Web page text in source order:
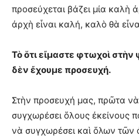
προσεύχεται βάζει μία καλὴ
ἀρχὴ εἶναι καλή, καλὸ θὰ
Τὸ ὅτι εἴμαστε φτωχοὶ στὴν
δὲν ἔχουμε προσευχή.
Στὴν προσευχή μας, πρῶτα
συγχωρέσει ὅλους ἐκείνους
νὰ συγχωρέσει καὶ ὅλων τῶν